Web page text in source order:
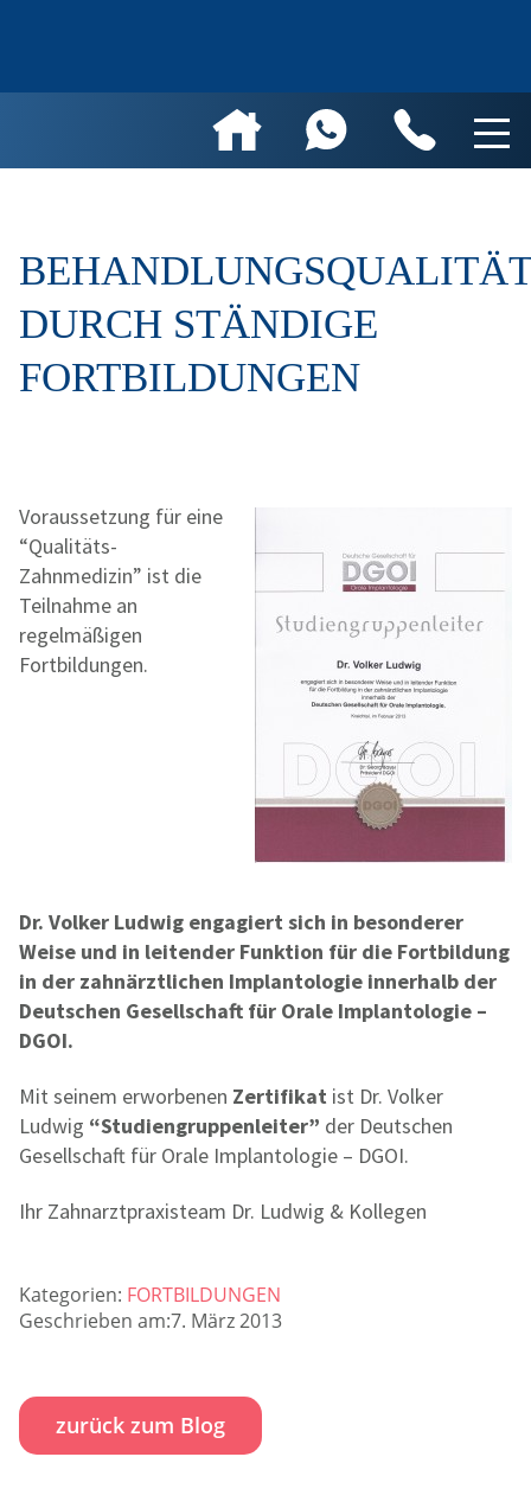
BEHANDLUNGSQUALITÄT
DURCH STÄNDIGE
FORTBILDUNGEN
Voraussetzung für eine
“Qualitäts-
Zahnmedizin” ist die
Teilnahme an
regelmäßigen
Fortbildungen.
Dr. Volker Ludwig engagiert sich in besonderer
Weise und in leitender Funktion für die Fortbildung
in der zahnärztlichen Implantologie innerhalb der
Deutschen Gesellschaft für Orale Implantologie –
DGOI.
Mit seinem erworbenen Zertifikat ist Dr. Volker
Ludwig “Studiengruppenleiter” der Deutschen
Gesellschaft für Orale Implantologie – DGOI.
Ihr Zahnarztpraxisteam Dr. Ludwig & Kollegen
Kategorien: FORTBILDUNGEN
Geschrieben am:7. März 2013
zurück zum Blog